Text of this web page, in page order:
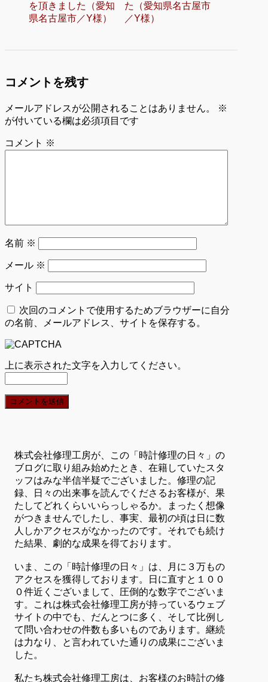
を頂きました（愛知
県名古屋市／Y様）
た（愛知県名古屋市
／Y様）
コメントを残す
メールアドレスが公開されることはありません。
※
が付いている欄は必須項目です
コメント ※
名前 ※
メール ※
サイト
次回のコメントで使用するためブラウザーに自分
の名前、メールアドレス、サイトを保存する。
上に表示された文字を入力してください。
株式会社修理工房が、この「時計修理の日々」の
ブログに取り組み始めたとき、在籍していたスタ
ッフはみな半信半疑でございました。修理の記
録、日々の出来事を読んでくださるお客様が、果
たしてどれくらいいらっしゃるか。まったく想像
がつきませんでしたし、事実、最初の頃は日に数
人しかアクセスがなかったのです。それでも続け
た結果、劇的な成果を得ております。
いま、この「時計修理の日々」は、月に３万もの
アクセスを獲得しております。日に直すと１００
０件近くございまして、圧倒的な数字でございま
す。これは株式会社修理工房が持っているウェブ
サイトの中でも、だんとつに多く、そして比例し
て問い合わせの件数も多いものであります。継続
は力なり、と言われていた通りの成果にございま
した。
私たち株式会社修理工房は、お客様のお時計の修